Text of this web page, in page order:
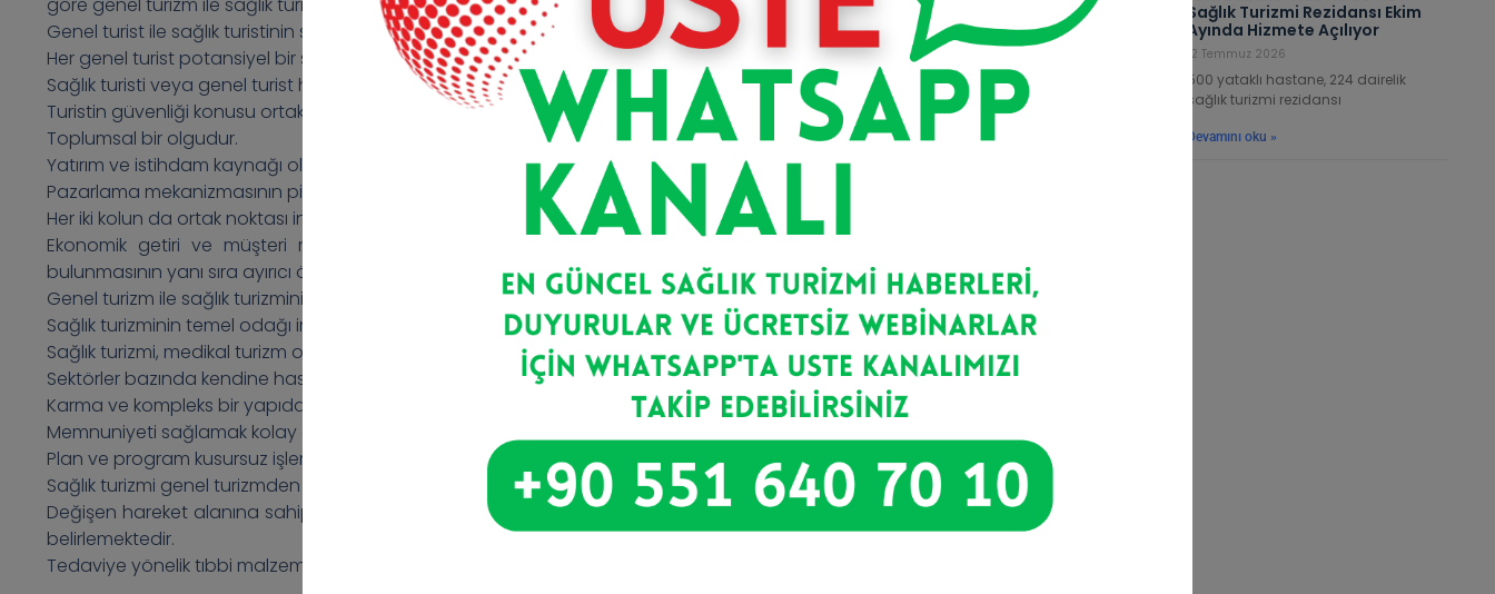
göre genel turizm ile sağlık turizminin ortak özellikleri şunlardır (Doğan ve Aslan, 2019):
Genel turist ile sağlık turistinin seyahat, rehberlik, konaklama gibi süreçleri benzer şekilde işlemektedir.
Her genel turist potansiyel bir sağlık turisti olabilmektedir.
Sağlık turisti veya genel turist her iki kolun da müşterisi olabilmektedir.
Turistin güvenliği konusu ortak bir paydaştır.
Toplumsal bir olgudur.
Yatırım ve istihdam kaynağı oluştururlar.
Pazarlama mekanizmasının piyasası vardır.
Her iki kolun da ortak noktası insandır. Birbiri ile bağlantılı birçok sektörü oluştururlar.
Ekonomik getiri ve müşteri memnuniyeti ortak amaçtır. Genel turizm ile sağlık turizminin ortak özelliklerinin
bulunmasının yanı sıra ayırıcı özellikleri de mevcuttur.
Genel turizm ile sağlık turizminin ayırıcı özellikleri ise şunlardır (Doğan ve Aslan, 2019):
Sağlık turizminin temel odağı insan sağlığıdır.
Sağlık turizmi, medikal turizm olarak da anılmaktadır. Fakat medikal turizm, sağlık turizminin alt dalıdır.
Sektörler bazında kendine has özellikleri vardır.
Karma ve kompleks bir yapıdadır.
Memnuniyeti sağlamak kolay değildir. Daha fazla dikkat, gayret ve emek gerekmektedir.
Plan ve program kusursuz işlemelidir.
Sağlık turizmi genel turizmden daha fazla ekonomik getiri sağlamaktadır. Daha fazla döviz girdisi sağlamaktadır.
Değişen hareket alanına sahiptir. Bunun sebebi, sağlık turistinin hareket yönü maliyetler, kalite ile bekleme süreleri
belirlemektedir.
Tedaviye yönelik tıbbi malzemenin bulunması gerekmektedir
Sağlık Turizmi Rezidansı Ekim
Ayında Hizmete Açılıyor
12 Temmuz 2026
500 yataklı hastane, 224 dairelik
sağlık turizmi rezidansı
Devamını oku »